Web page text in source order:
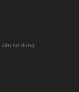
cầu sử dụng